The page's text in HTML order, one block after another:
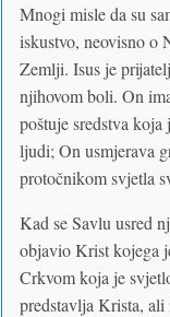
Mnogi misle da su
iskustvo, neovisno o
Zemlji. Isus je
njihovom boli. On
poštuje sredstva
ljudi; On usmjerava
protočnikom svjetla
Kad se Savlu usred
objavio Krist kojega
Crkvom koja je
predstavlja Krista,